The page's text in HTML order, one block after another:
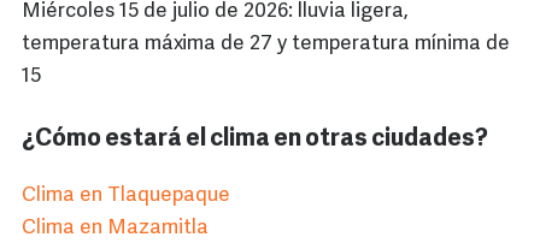
Miércoles 15 de julio de 2026: lluvia ligera,
temperatura máxima de 27 y temperatura mínima de
15
¿Cómo estará el clima en otras ciudades?
Clima en Tlaquepaque
Clima en Mazamitla